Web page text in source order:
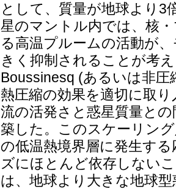
として、質量が地球より3
星のマントル内では、核
る高温プルームの活動が
きく抑制されることが考
Boussinesq (あるいは非圧
熱圧縮の効果を適切に取
流の活発さと惑星質量と
築した。このスケーリン
の低温熱境界層に発生す
ズにほとんど依存しない
は、地球より大きな地球